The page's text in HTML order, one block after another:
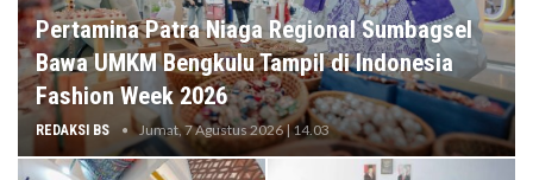
Pertamina Patra Niaga Regional Sumbagsel
Bawa UMKM Bengkulu Tampil di Indonesia
Fashion Week 2026
REDAKSI BS Jumat, 7 Agustus 2026 | 14.03